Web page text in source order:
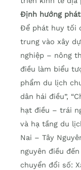
Định hướng
Để phát huy tối
trung vào xây
nghiệp – nông
điều làm biểu
phẩm du lịch
dân hái điều”,
hạt điều – trái
và hạ tầng du
Nai – Tây
nguyên điều
chuyển đổi số: